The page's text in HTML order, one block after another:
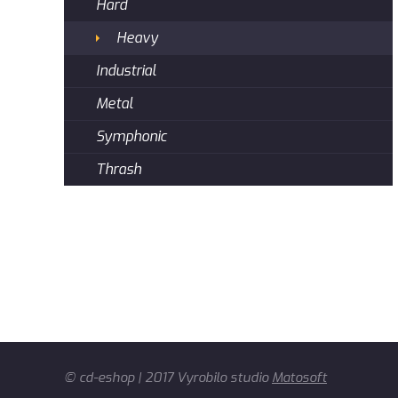
Hard
Heavy
Industrial
Metal
Symphonic
Thrash
© cd-eshop | 2017 Vyrobilo studio Matosoft